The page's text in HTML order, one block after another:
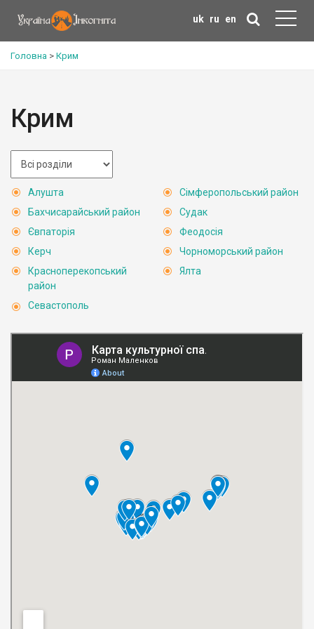
uk ru en
Головна > Крим
Крим
Алушта
Бахчисарайський район
Євпаторія
Керч
Красноперекопський
район
Севастополь
Сімферопольський район
Судак
Феодосія
Чорноморський район
Ялта